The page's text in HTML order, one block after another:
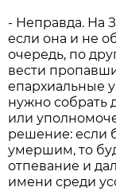
- Неправда. На
если она и не
очередь, по
вести
епархиальные
нужно собрать
или
решение: если
умершим, то
отпевание и
имени среди